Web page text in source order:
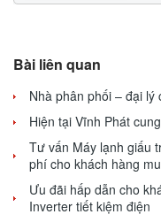
Bài liên quan
Nhà phân phối – đại
Hiện tại Vĩnh Phát
Tư vấn Máy lạnh giấu
phí cho khách hàng
Ưu đãi hấp dẫn cho
Inverter tiết kiệm điện